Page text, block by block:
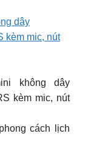
dây
kèm mic, nút
không dây
kèm mic, nút
cách lịch